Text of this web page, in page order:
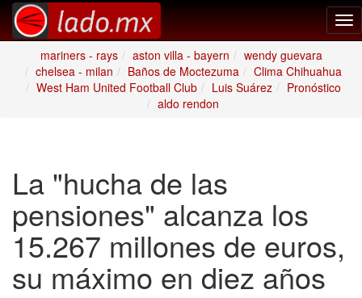
mariners - rays
aston villa - bayern
wendy guevara
chelsea - milan
Baños de Moctezuma
Clima Chihuahua
West Ham United Football Club
Luis Suárez
Pronóstico
aldo rendon
La "hucha de las
pensiones" alcanza los
15.267 millones de euros,
su máximo en diez años